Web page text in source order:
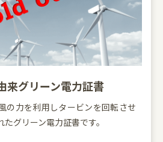
来グリーン電力証書
の力を利用しタービンを回転させ
グリーン電力証書です。